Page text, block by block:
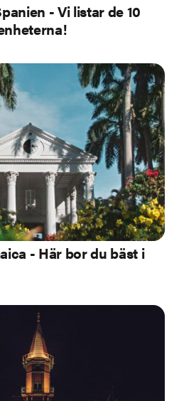
- Vi listar de 10
- Här bor du bäst i